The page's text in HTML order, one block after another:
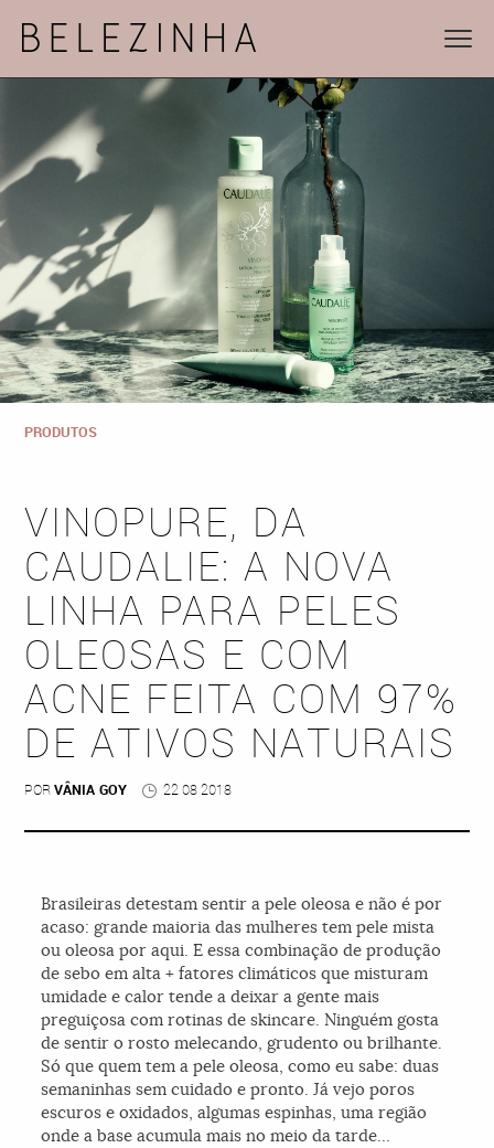
PRODUTOS
VINOPURE, DA
CAUDALIE: A NOVA
LINHA PARA PELES
OLEOSAS E COM
ACNE FEITA COM 97%
DE ATIVOS NATURAIS
PORVÂNIA GOY 22 08 2018
Brasileiras detestam sentir a pele oleosa e não é por
acaso: grande maioria das mulheres tem pele mista
ou oleosa por aqui. E essa combinação de produção
de sebo em alta + fatores climáticos que misturam
umidade e calor tende a deixar a gente mais
preguiçosa com rotinas de skincare. Ninguém gosta
de sentir o rosto melecando, grudento ou brilhante.
Só que quem tem a pele oleosa, como eu sabe: duas
semaninhas sem cuidado e pronto. Já vejo poros
escuros e oxidados, algumas espinhas, uma região
onde a base acumula mais no meio da tarde…